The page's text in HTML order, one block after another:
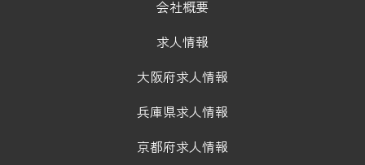
会社概要
求人情報
大阪府求人情報
兵庫県求人情報
京都府求人情報